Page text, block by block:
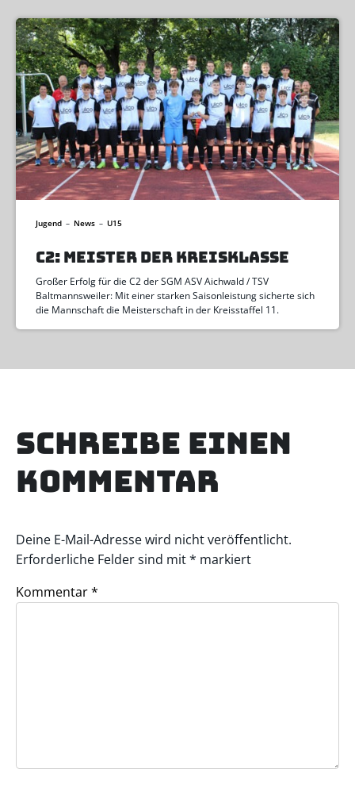
Jugend – News – U15
C2: MEISTER DER KREISKLASSE
Großer Erfolg für die C2 der SGM ASV Aichwald / TSV
Baltmannsweiler: Mit einer starken Saisonleistung sicherte sich
die Mannschaft die Meisterschaft in der Kreisstaffel 11.
Schreibe einen
Kommentar
Deine E-Mail-Adresse wird nicht veröffentlicht.
Erforderliche Felder sind mit* markiert
Kommentar*